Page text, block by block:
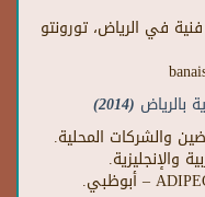
في الرياض، تورونتو
بالرياض (2014)
والشركات المحلية.
والإنجليزية.